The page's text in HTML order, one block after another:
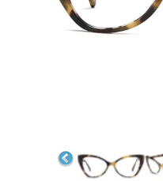
Recompra